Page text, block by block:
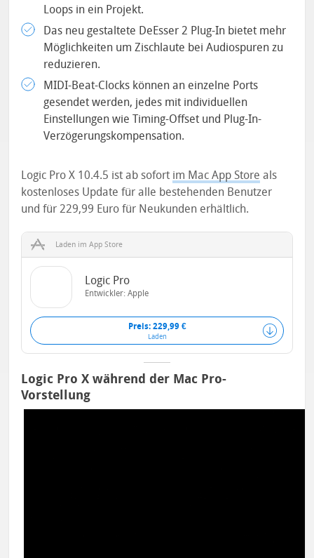
Loops in ein Projekt.
Das neu gestaltete DeEsser 2 Plug-In bietet mehr
Möglichkeiten um Zischlaute bei Audiospuren zu
reduzieren.
MIDI-Beat-Clocks können an einzelne Ports
gesendet werden, jedes mit individuellen
Einstellungen wie Timing-Offset und Plug-In-
Verzögerungskompensation.
Logic Pro X 10.4.5 ist ab sofort im Mac App Store als
kostenloses Update für alle bestehenden Benutzer
und für 229,99 Euro für Neukunden erhältlich.
Laden im App Store
Logic Pro
Entwickler:Apple
Preis: 229,99 €
Laden
Logic Pro X während der Mac Pro-
Vorstellung